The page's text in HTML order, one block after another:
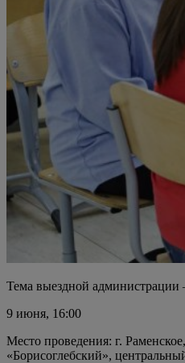
Тема выездной администрации
9 июня, 16:00
Место проведения: г.
«Борисоглебский»,